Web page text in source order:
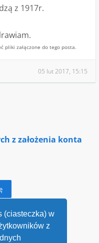
(ciasteczka) w
z
z 1917r.
pliki załączone do tego posta.
05 lut 2017, 15:15
z założenia konta